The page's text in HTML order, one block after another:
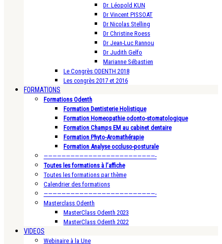
Dr. Léopold KUN
Dr Vincent PISSOAT
Dr Nicolas Stelling
Dr Christine Roess
Dr Jean-Luc Rannou
Dr Judith Gelfo
Marianne Sébastien
Le Congrès ODENTH 2018
Les congrès 2017 et 2016
FORMATIONS
Formations Odenth
Formation Dentisterie Holistique
Formation Homeopathie odonto-stomatologique
Formation Champs EM au cabinet dentaire
Formation Phyto-Aromathérapie
Formation Analyse occluso-posturale
—————————————————————————-
Toutes les formations à l’affiche
Toutes les formations par thème
Calendrier des formations
—————————————————————————-
Masterclass Odenth
MasterClass Odenth 2023
MasterClass Odenth 2022
VIDEOS
Webinaire à la Une